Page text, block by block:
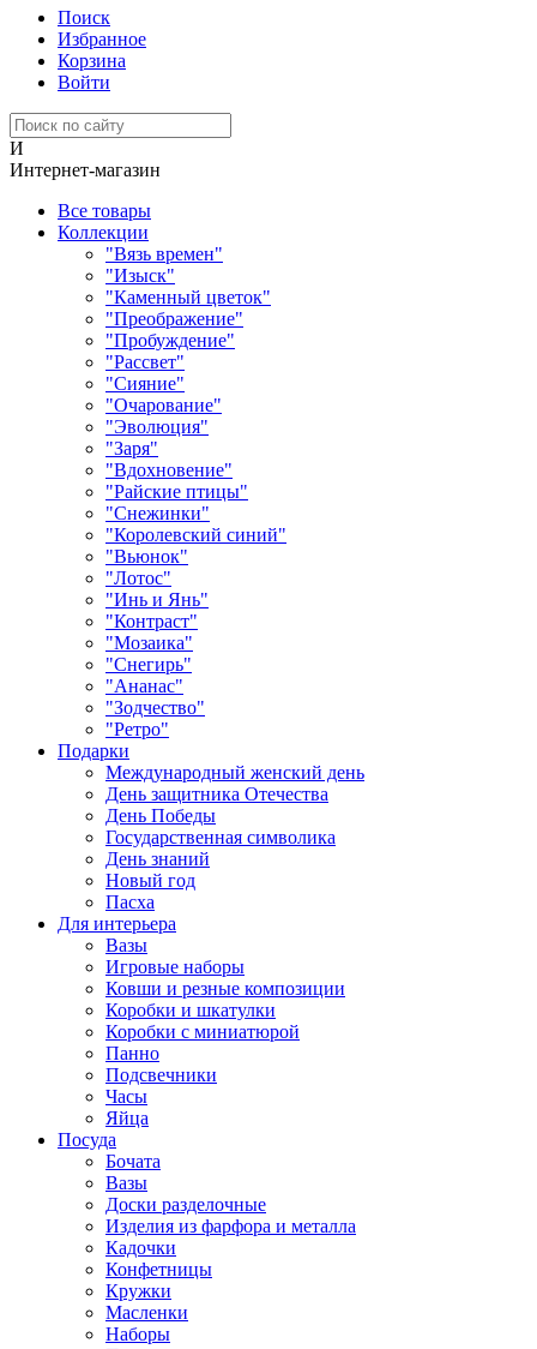
Поиск
Избранное
Корзина
Войти
И
Интернет-магазин
Все товары
Коллекции
"Вязь времен"
"Изыск"
"Каменный цветок"
"Преображение"
"Пробуждение"
"Рассвет"
"Сияние"
"Очарование"
"Эволюция"
"Заря"
"Вдохновение"
"Райские птицы"
"Снежинки"
"Королевский синий"
"Вьюнок"
"Лотос"
"Инь и Янь"
"Контраст"
"Мозаика"
"Снегирь"
"Ананас"
"Зодчество"
"Ретро"
Подарки
Международный женский день
День защитника Отечества
День Победы
Государственная символика
День знаний
Новый год
Пасха
Для интерьера
Вазы
Игровые наборы
Ковши и резные композиции
Коробки и шкатулки
Коробки с миниатюрой
Панно
Подсвечники
Часы
Яйца
Посуда
Бочата
Вазы
Доски разделочные
Изделия из фарфора и металла
Кадочки
Конфетницы
Кружки
Масленки
Наборы